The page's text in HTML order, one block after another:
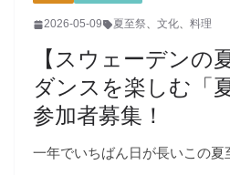
2026-05-09 夏至祭、 文化、 料理
【スウェーデンの
ダンスを楽しむ「
参加者募集！
一年でいちばん日が長いこの夏